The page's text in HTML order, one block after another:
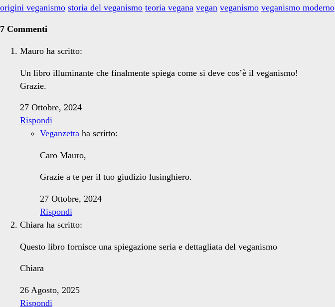
origini veganismo storia del veganismo teoria vegana vegan veganismo veganismo moderno
7 Commenti
Mauro ha scritto:
Un libro illuminante che finalmente spiega come si deve cos’è il veganismo!
Grazie.
27 Ottobre, 2024
Rispondi
Veganzetta ha scritto:
Caro Mauro,
Grazie a te per il tuo giudizio lusinghiero.
27 Ottobre, 2024
Rispondi
Chiara ha scritto:
Questo libro fornisce una spiegazione seria e dettagliata del veganismo
Chiara
26 Agosto, 2025
Rispondi